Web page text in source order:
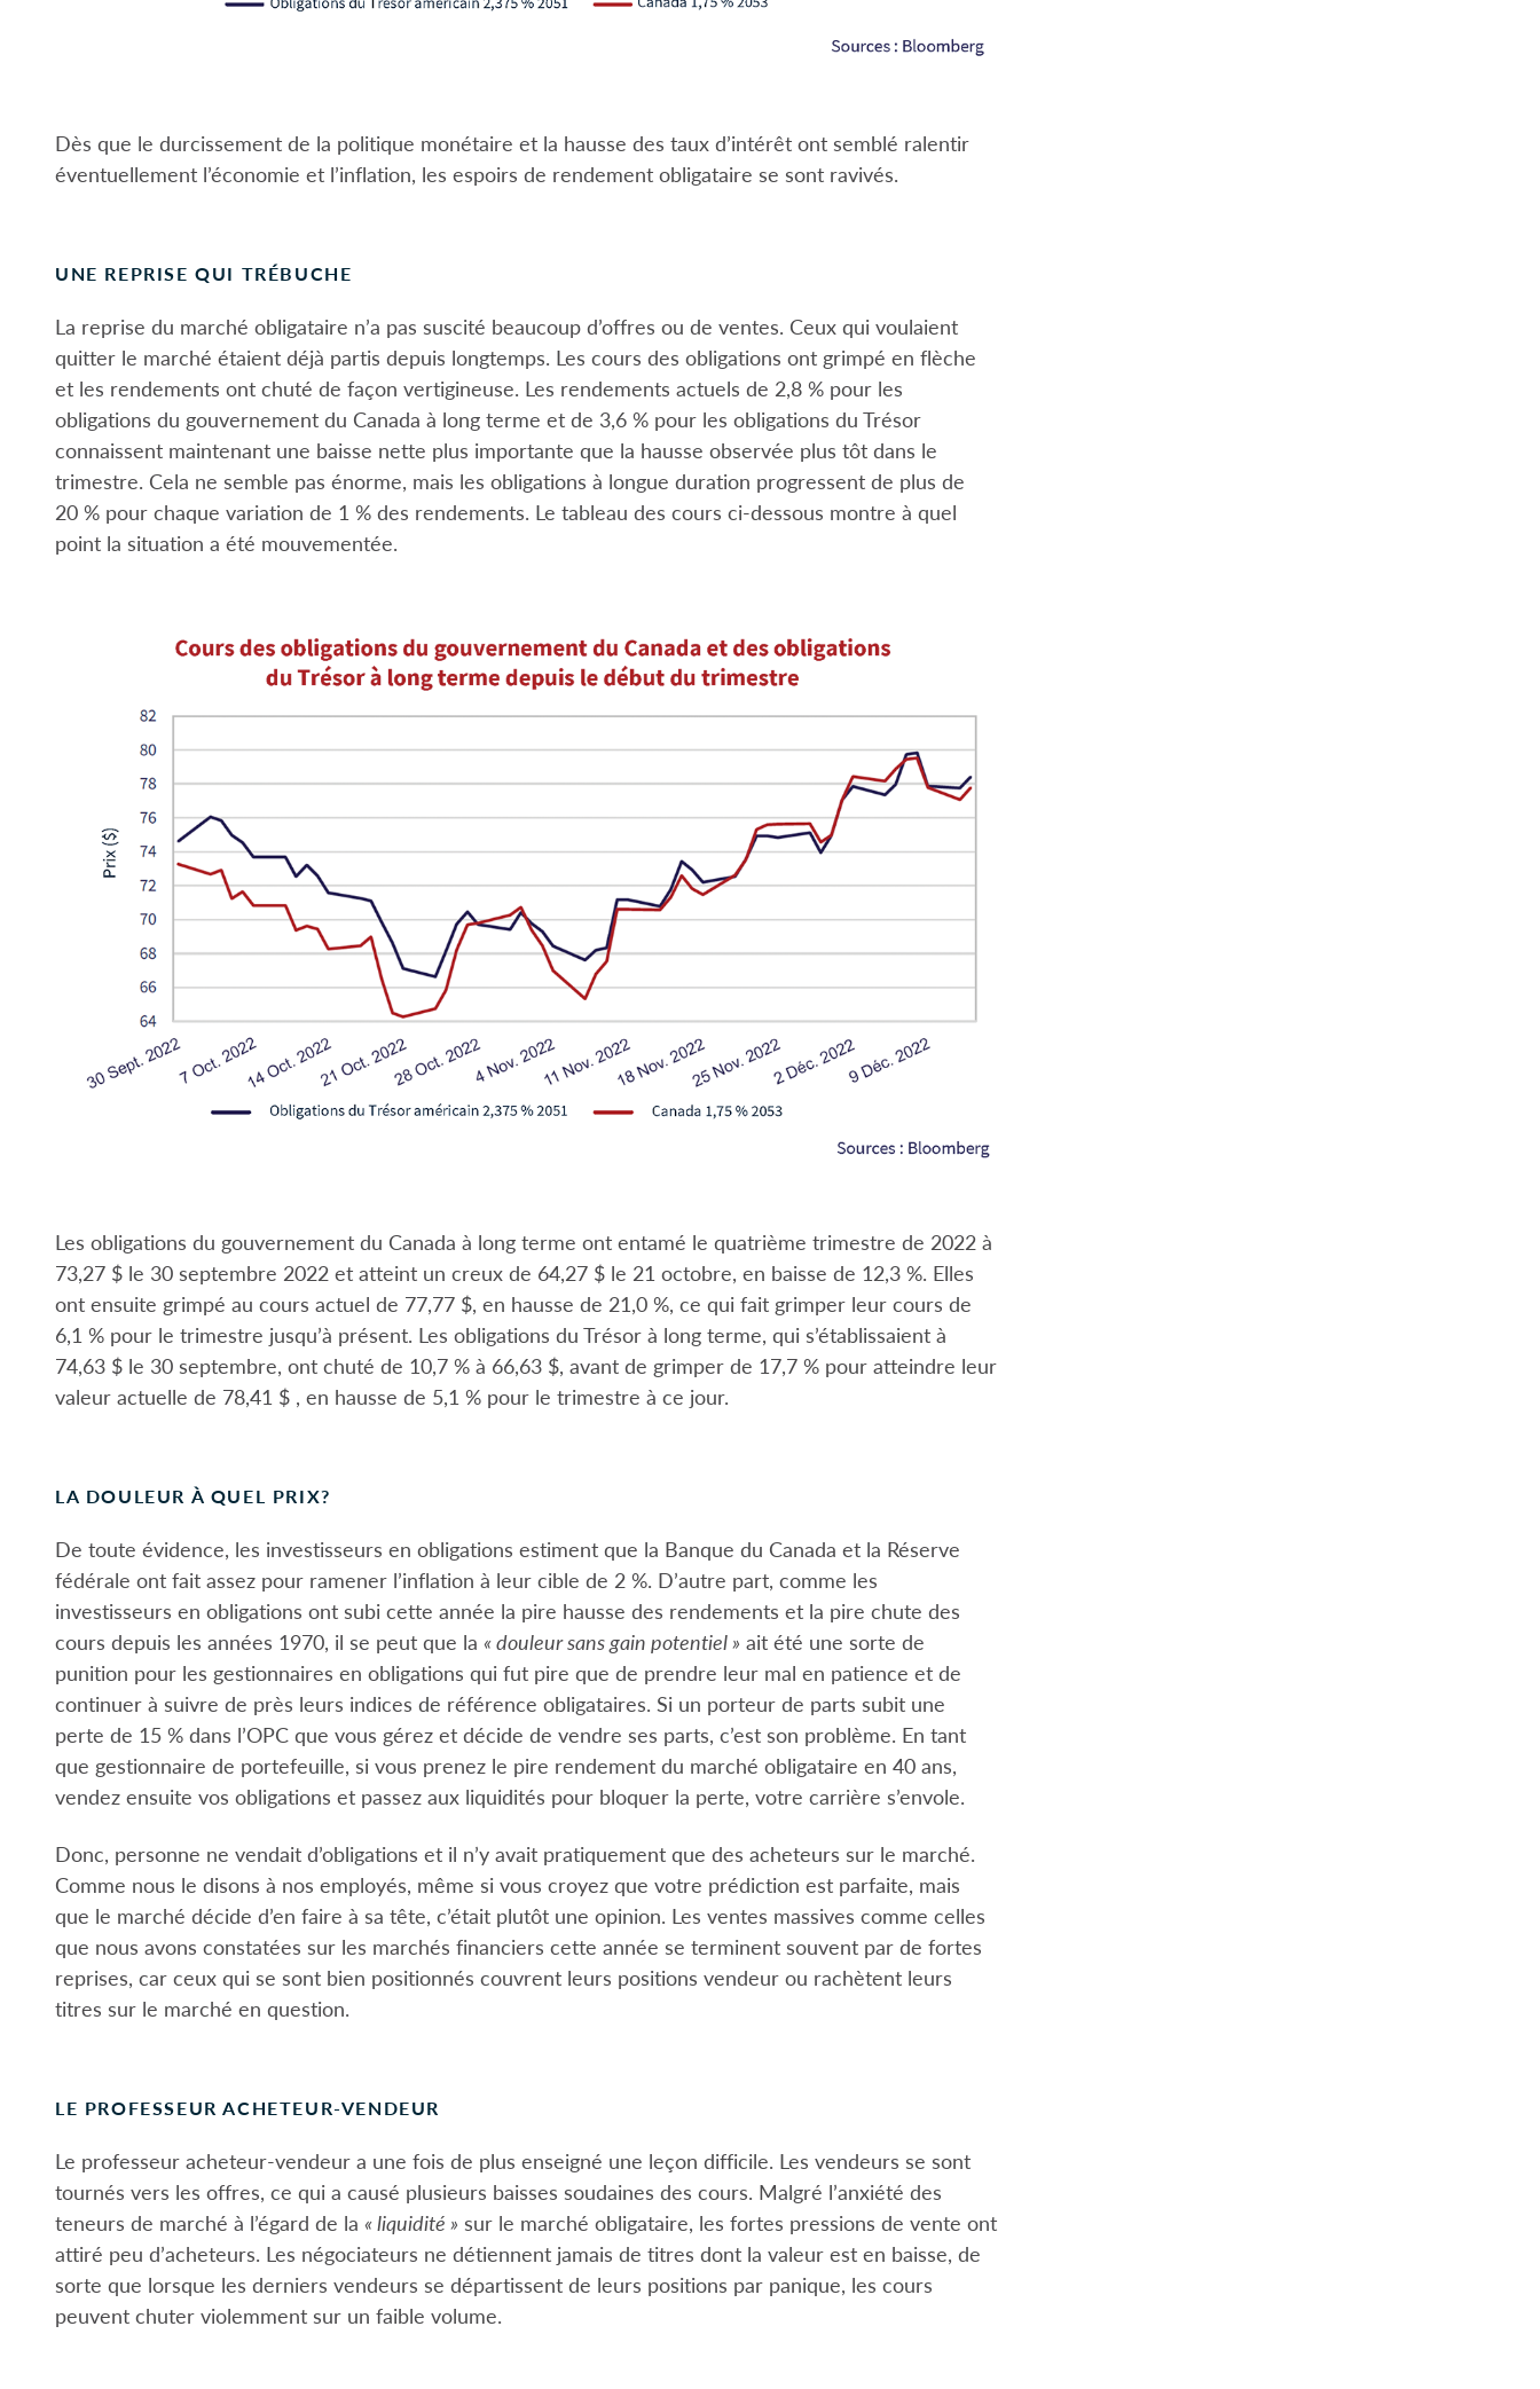
Dès que le durcissement de la politique monétaire et la hausse des taux d’intérêt ont semblé ralentir
éventuellement l’économie et l’inflation, les espoirs de rendement obligataire se sont ravivés.
UNE REPRISE QUI TRÉBUCHE
La reprise du marché obligataire n’a pas suscité beaucoup d’offres ou de ventes. Ceux qui voulaient
quitter le marché étaient déjà partis depuis longtemps. Les cours des obligations ont grimpé en flèche
et les rendements ont chuté de façon vertigineuse. Les rendements actuels de 2,8 % pour les
obligations du gouvernement du Canada à long terme et de 3,6 % pour les obligations du Trésor
connaissent maintenant une baisse nette plus importante que la hausse observée plus tôt dans le
trimestre. Cela ne semble pas énorme, mais les obligations à longue duration progressent de plus de
20 % pour chaque variation de 1 % des rendements. Le tableau des cours ci-dessous montre à quel
point la situation a été mouvementée.
Les obligations du gouvernement du Canada à long terme ont entamé le quatrième trimestre de 2022 à
73,27 $ le 30 septembre 2022 et atteint un creux de 64,27 $ le 21 octobre, en baisse de 12,3 %. Elles
ont ensuite grimpé au cours actuel de 77,77 $, en hausse de 21,0 %, ce qui fait grimper leur cours de
6,1 % pour le trimestre jusqu’à présent. Les obligations du Trésor à long terme, qui s’établissaient à
74,63 $ le 30 septembre, ont chuté de 10,7 % à 66,63 $, avant de grimper de 17,7 % pour atteindre leur
valeur actuelle de 78,41 $ , en hausse de 5,1 % pour le trimestre à ce jour.
LA DOULEUR À QUEL PRIX?
De toute évidence, les investisseurs en obligations estiment que la Banque du Canada et la Réserve
fédérale ont fait assez pour ramener l’inflation à leur cible de 2 %. D’autre part, comme les
investisseurs en obligations ont subi cette année la pire hausse des rendements et la pire chute des
cours depuis les années 1970, il se peut que la « douleur sans gain potentiel » ait été une sorte de
punition pour les gestionnaires en obligations qui fut pire que de prendre leur mal en patience et de
continuer à suivre de près leurs indices de référence obligataires. Si un porteur de parts subit une
perte de 15 % dans l’OPC que vous gérez et décide de vendre ses parts, c’est son problème. En tant
que gestionnaire de portefeuille, si vous prenez le pire rendement du marché obligataire en 40 ans,
vendez ensuite vos obligations et passez aux liquidités pour bloquer la perte, votre carrière s’envole.
Donc, personne ne vendait d’obligations et il n’y avait pratiquement que des acheteurs sur le marché.
Comme nous le disons à nos employés, même si vous croyez que votre prédiction est parfaite, mais
que le marché décide d’en faire à sa tête, c’était plutôt une opinion. Les ventes massives comme celles
que nous avons constatées sur les marchés financiers cette année se terminent souvent par de fortes
reprises, car ceux qui se sont bien positionnés couvrent leurs positions vendeur ou rachètent leurs
titres sur le marché en question.
LE PROFESSEUR ACHETEUR-VENDEUR
Le professeur acheteur-vendeur a une fois de plus enseigné une leçon difficile. Les vendeurs se sont
tournés vers les offres, ce qui a causé plusieurs baisses soudaines des cours. Malgré l’anxiété des
teneurs de marché à l’égard de la « liquidité » sur le marché obligataire, les fortes pressions de vente ont
attiré peu d’acheteurs. Les négociateurs ne détiennent jamais de titres dont la valeur est en baisse, de
sorte que lorsque les derniers vendeurs se départissent de leurs positions par panique, les cours
peuvent chuter violemment sur un faible volume.